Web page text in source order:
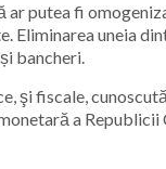
putea fi
Eliminarea uneia
bancheri.
şi fiscale,
a Republicii